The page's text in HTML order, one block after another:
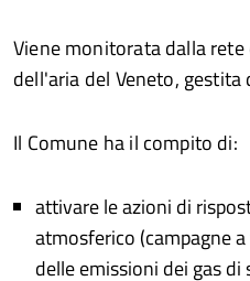
Viene monitorata dalla
dell'aria del Veneto, gestita
Il Comune ha il compito di:
attivare le azioni di
atmosferico (campagne
delle emissioni dei gas di